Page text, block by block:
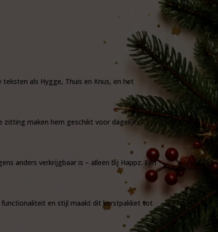
teksten als Hygge, Thuis en Knus, en het
zitting maken hem geschikt voor dagelijks
anders verkrijgbaar is – alleen bij Happz. Een
functionaliteit en stijl maakt dit kerstpakket tot